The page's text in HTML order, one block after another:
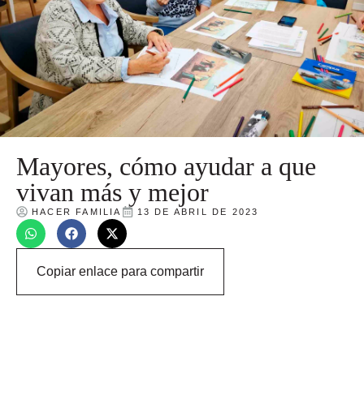
Mayores, cómo ayudar a que
vivan más y mejor
HACER FAMILIA 13 DE ABRIL DE 2023
Copiar enlace para compartir